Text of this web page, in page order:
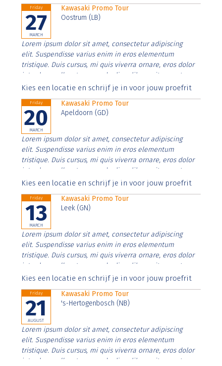
Friday
27
MARCH
Kawasaki Promo Tour
Oostrum (LB)
Lorem ipsum dolor sit amet, consectetur adipiscing
elit. Suspendisse varius enim in eros elementum
tristique. Duis cursus, mi quis viverra ornare, eros dolor
interdum nulla, ut commodo diam libero vitae erat.
Aenean faucibus nibh et justo cursus id rutrum lorem
Kies een locatie en schrijf je in voor jouw proefrit
Friday
20
MARCH
Kawasaki Promo Tour
Apeldoorn (GD)
Lorem ipsum dolor sit amet, consectetur adipiscing
elit. Suspendisse varius enim in eros elementum
tristique. Duis cursus, mi quis viverra ornare, eros dolor
interdum nulla, ut commodo diam libero vitae erat.
Aenean faucibus nibh et justo cursus id rutrum lorem
Kies een locatie en schrijf je in voor jouw proefrit
Friday
13
MARCH
Kawasaki Promo Tour
Leek (GN)
Lorem ipsum dolor sit amet, consectetur adipiscing
elit. Suspendisse varius enim in eros elementum
tristique. Duis cursus, mi quis viverra ornare, eros dolor
interdum nulla, ut commodo diam libero vitae erat.
Aenean faucibus nibh et justo cursus id rutrum lorem
Kies een locatie en schrijf je in voor jouw proefrit
Friday
21
AUGUST
Kawasaki Promo Tour
's-Hertogenbosch (NB)
Lorem ipsum dolor sit amet, consectetur adipiscing
elit. Suspendisse varius enim in eros elementum
tristique. Duis cursus, mi quis viverra ornare, eros dolor
interdum nulla, ut commodo diam libero vitae erat.